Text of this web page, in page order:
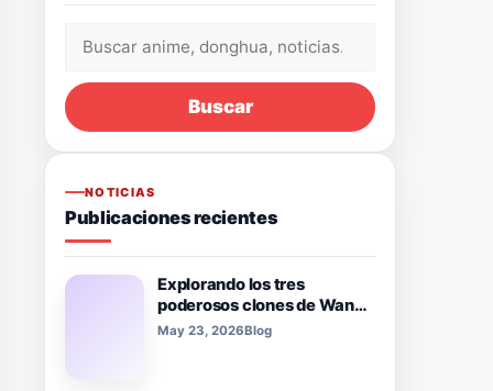
Buscar:
Buscar
NOTICIAS
Publicaciones recientes
Explorando los tres
poderosos clones de Wang
Lam en 'Tiên Nghịch'
May 23, 2026Blog